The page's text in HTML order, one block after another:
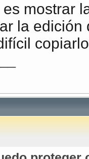
mostrar
la
copiarlo